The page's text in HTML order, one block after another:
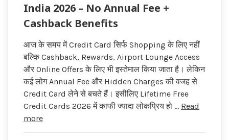
India 2026 – No Annual Fee +
Cashback Benefits
आज के समय में Credit Card सिर्फ Shopping के लिए नहीं
बल्कि Cashback, Rewards, Airport Lounge Access
और Online Offers के लिए भी इस्तेमाल किया जाता है। लेकिन
कई लोग Annual Fee और Hidden Charges की वजह से
Credit Card लेने से बचते हैं। इसीलिए Lifetime Free
Credit Cards 2026 में काफी ज्यादा लोकप्रिय हो … Read
more